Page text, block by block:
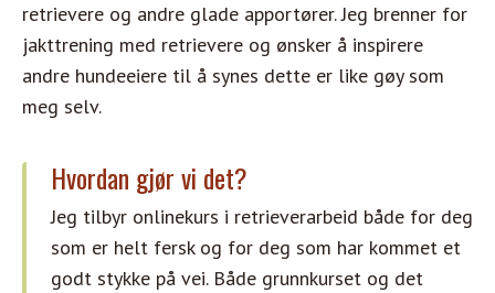
retrievere og andre glade apportører. Jeg brenner for
jakttrening med retrievere og ønsker å inspirere
andre hundeeiere til å synes dette er like gøy som
meg selv.
Hvordan gjør vi det?
Jeg tilbyr onlinekurs i retrieverarbeid både for deg
som er helt fersk og for deg som har kommet et
godt stykke på vei. Både grunnkurset og det